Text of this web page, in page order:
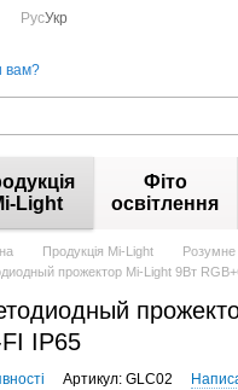
РусУкр
вам?
Light
Фіто
освітлення
Продукція Mi-Light Розумне
прожектор Mi-Light 9Вт
IP65
Артикул: GLС02